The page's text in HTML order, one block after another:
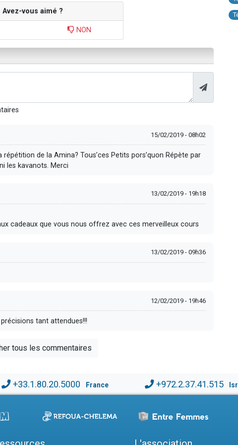
Avez-vous aimé ?
NON
15/02/2019 - 08h02
de la Amina? Tous’ces Petits pors’quon Répète par
les kavanots. Merci
13/02/2019 - 19h18
cadeaux que vous nous offrez avec ces merveilleux cours
13/02/2019 - 09h36
12/02/2019 - 19h46
tant attendues!!!
tous les commentaires
+33.1.80.20.5000 France +972.2.37.41.515